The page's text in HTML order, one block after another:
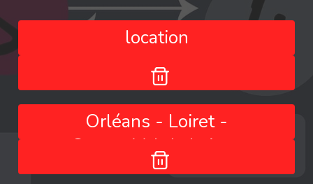
location
Orléans - Loiret -
Centre-Val de Loire -
France